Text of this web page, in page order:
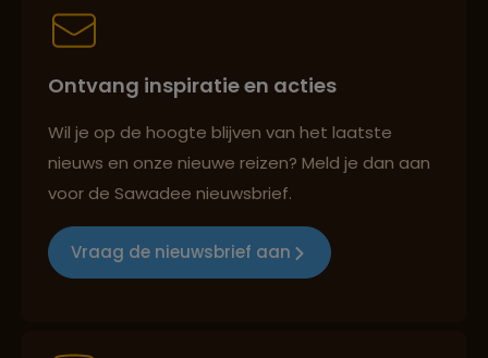
Best beoordeelde reisroutes
Groepsreizen mét indivuele vrijheid
Ontvang inspiratie en acties
Wil je op de hoogte blijven van het laatste
nieuws en onze nieuwe reizen? Meld je dan aan
voor de Sawadee nieuwsbrief.
Vraag de nieuwsbrief aan